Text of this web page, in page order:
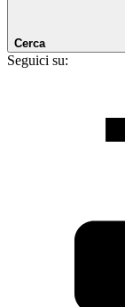
Cerca
Seguici su: